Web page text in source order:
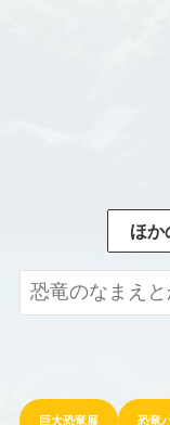
ほか
ほかの記事もさが
巨大恐竜展 恐竜